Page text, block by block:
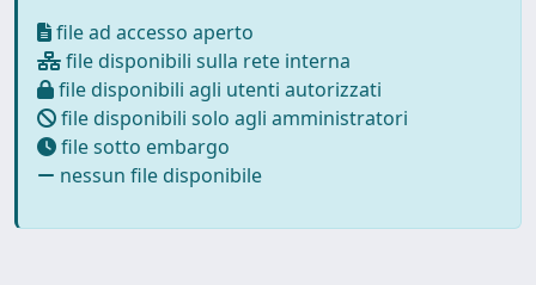
file ad accesso aperto
file disponibili sulla rete interna
file disponibili agli utenti autorizzati
file disponibili solo agli amministratori
file sotto embargo
nessun file disponibile